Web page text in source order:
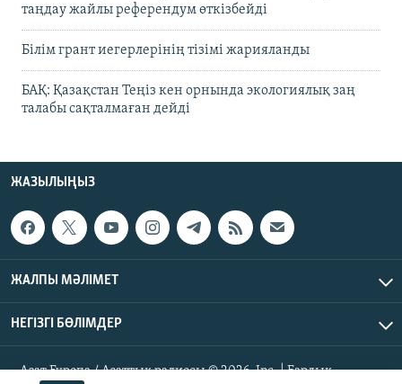
таңдау жайлы референдум өткізбейді
Білім грант иегерлерінің тізімі жарияланды
БАҚ: Қазақстан Теңіз кен орнында экологиялық заң
талабы сақталмаған дейді
ЖАЗЫЛЫҢЫЗ
ЖАЛПЫ МӘЛІМЕТ
НЕГІЗГІ БӨЛІМДЕР
Азат Еуропа / Азаттық радиосы © 2026, Inc. | Барлық